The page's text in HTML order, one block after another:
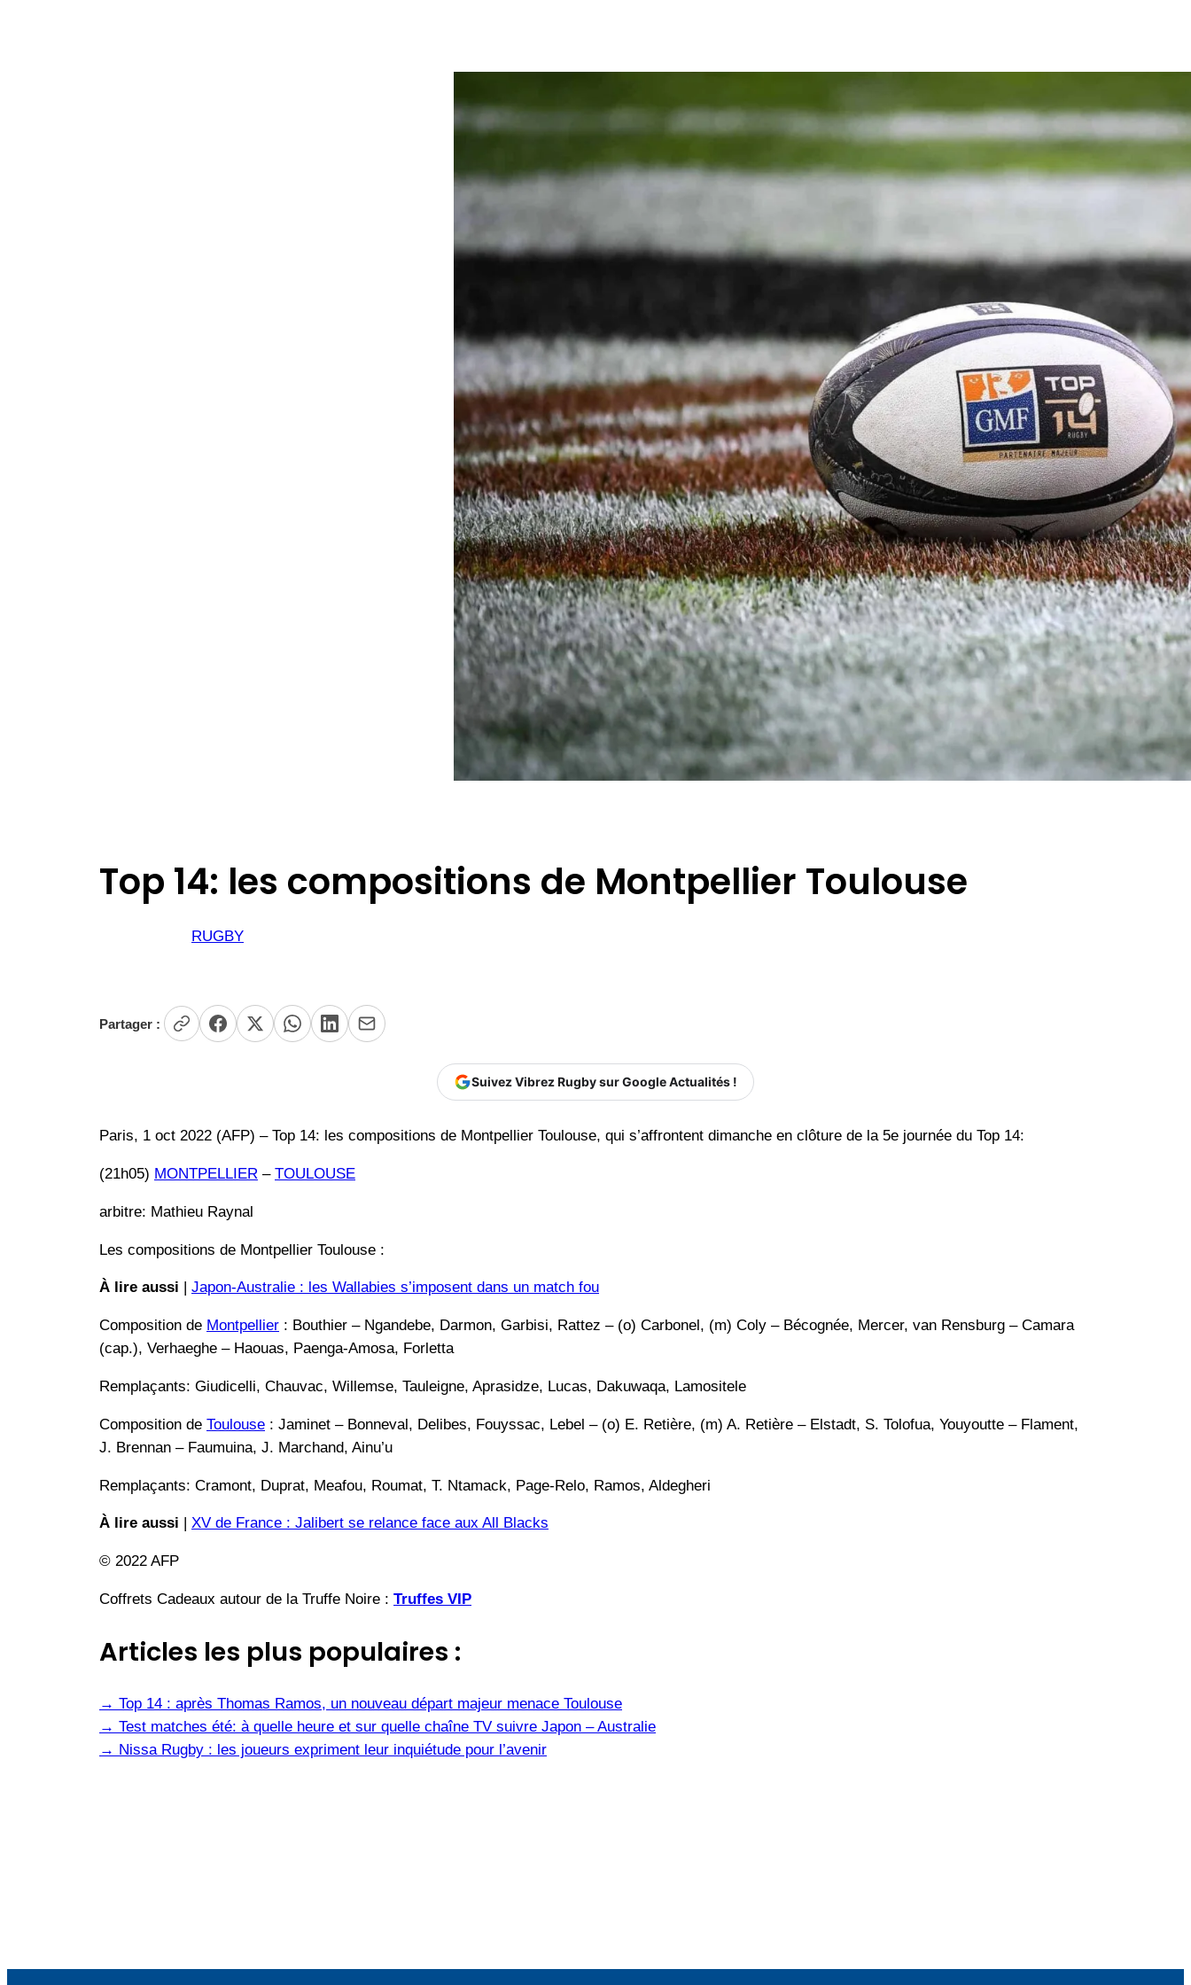
Top 14: les compositions de Montpellier Toulouse
RUGBY
Partager :
Suivez Vibrez Rugby sur Google Actualités !
Paris, 1 oct 2022 (AFP) – Top 14: les compositions de Montpellier Toulouse, qui s’affrontent dimanche en clôture de la 5e journée du Top 14:
(21h05) MONTPELLIER – TOULOUSE
arbitre: Mathieu Raynal
Les compositions de Montpellier Toulouse :
À lire aussi Japon-Australie : les Wallabies s’imposent dans un match fou
Composition de Montpellier : Bouthier – Ngandebe, Darmon, Garbisi, Rattez – (o) Carbonel, (m) Coly – Bécognée, Mercer, van Rensburg – Camara
(cap.), Verhaeghe – Haouas, Paenga-Amosa, Forletta
Remplaçants: Giudicelli, Chauvac, Willemse, Tauleigne, Aprasidze, Lucas, Dakuwaqa, Lamositele
Composition de Toulouse : Jaminet – Bonneval, Delibes, Fouyssac, Lebel – (o) E. Retière, (m) A. Retière – Elstadt, S. Tolofua, Youyoutte – Flament,
J. Brennan – Faumuina, J. Marchand, Ainu’u
Remplaçants: Cramont, Duprat, Meafou, Roumat, T. Ntamack, Page-Relo, Ramos, Aldegheri
À lire aussi XV de France : Jalibert se relance face aux All Blacks
© 2022 AFP
Coffrets Cadeaux autour de la Truffe Noire : Truffes VIP
Articles les plus populaires :
→ Top 14 : après Thomas Ramos, un nouveau départ majeur menace Toulouse
→ Test matches été: à quelle heure et sur quelle chaîne TV suivre Japon – Australie
→ Nissa Rugby : les joueurs expriment leur inquiétude pour l’avenir